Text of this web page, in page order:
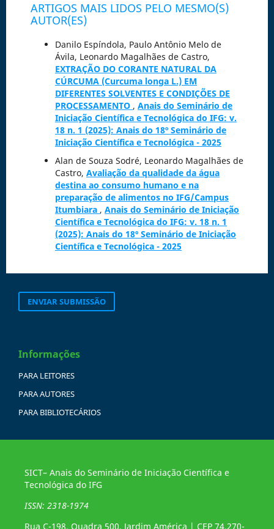
ARTIGOS MAIS LIDOS PELO MESMO(S)
AUTOR(ES)
Danilo Espíndola, Paulo Antônio Melo de
Ávila, Leonardo Magalhães de Castro,
EXTRAÇÃO DO CORANTE NATURAL DA
CÚRCUMA (Curcuma longa L.) EM
DIFERENTES SOLVENTES E CONDIÇÕES DE
PROCESSAMENTO , Anais do Seminário de
Iniciação Científica e Tecnológica do IFG: v.
18 n. 1 (2025): Anais do 18º Seminário de
Iniciação Científica e Tecnológica - 2025
Alan de Souza Sodré, Leonardo Magalhães de
Castro, Avaliação da qualidade da água
destina ao consumo humano e na
preparação de alimentos no IFG/Campus
Itumbiara , Anais do Seminário de Iniciação
Científica e Tecnológica do IFG: v. 18 n. 1
(2025): Anais do 18º Seminário de Iniciação
Científica e Tecnológica - 2025
ENVIAR SUBMISSÃO
Informações
PARA LEITORES
PARA AUTORES
PARA BIBLIOTECÁRIOS
SICT– Anais do Seminário de Iniciação Científica e
Tecnológica do IFG
ISSN: 2318-1974
Rua C-198, Quadra 500, Jardim América | CEP 74.270-